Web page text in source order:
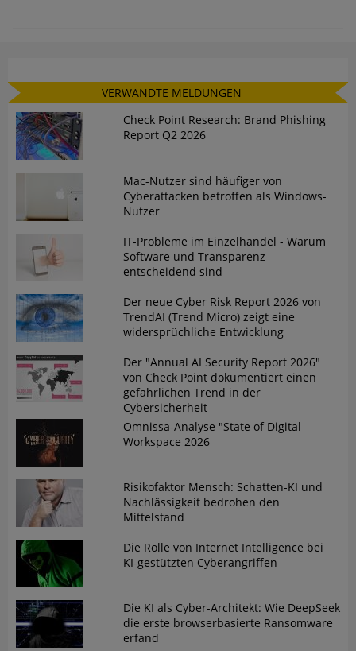
VERWANDTE MELDUNGEN
Check Point Research: Brand Phishing
Report Q2 2026
Mac-Nutzer sind häufiger von
Cyberattacken betroffen als Windows-
Nutzer
IT-Probleme im Einzelhandel - Warum
Software und Transparenz
entscheidend sind
Der neue Cyber Risk Report 2026 von
TrendAI (Trend Micro) zeigt eine
widersprüchliche Entwicklung
Der "Annual AI Security Report 2026"
von Check Point dokumentiert einen
gefährlichen Trend in der
Cybersicherheit
Omnissa-Analyse "State of Digital
Workspace 2026
Risikofaktor Mensch: Schatten-KI und
Nachlässigkeit bedrohen den
Mittelstand
Die Rolle von Internet Intelligence bei
KI-gestützten Cyberangriffen
Die KI als Cyber-Architekt: Wie DeepSeek
die erste browserbasierte Ransomware
erfand